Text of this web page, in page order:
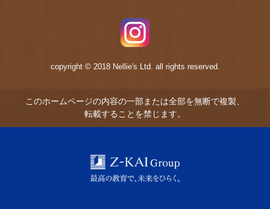
copyright © 2018 Nellie's Ltd. all rights reserved.
このホームページの内容の一部または全部を無断で複製、
転載することを禁じます。